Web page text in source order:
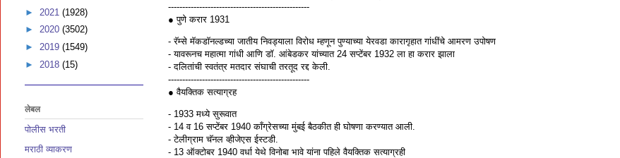
--------------------------------------------------
● पुणे करार 1931
- रॅम्से मॅकडाॅनल्डच्या जातीय निवड्याला विरोध म्हणून पुण्याच्या येरवडा कारागृहात गांधींचे आमरण उपोषण
- यावरूनच महात्मा गांधी आणि डाॅ. आंबेडकर यांच्यात 24 सप्टेंबर 1932 ला हा करार झाला
- दलितांची स्वतंत्र मतदार संघाची तरतूद रद्द केली.
--------------------------------------------------
● वैयक्तिक सत्याग्रह
- 1933 मध्ये सुरूवात
- 14 व 16 सप्टेंबर 1940 काँग्रेसच्या मुंबई बैठकीत ही घोषणा करण्यात आली.
- टेलीग्राम चॅनल व्हीजेएस ईस्टडी.
- 13 ऑक्टोबर 1940 वर्धा येथे विनोबा भावे यांना पहिले वैयक्तिक सत्याग्रही
► 2021 (1928)
► 2020 (3502)
► 2019 (1549)
► 2018 (15)
लेबल
पोलीस भरती
मराठी व्याकरण